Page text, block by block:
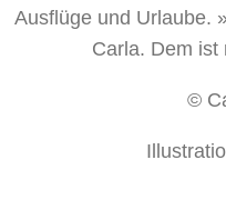
Ausflüge und Urlaube.
Carla. Dem ist
©